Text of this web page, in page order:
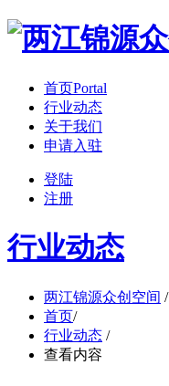
首页Portal
行业动态
关于我们
申请入驻
登陆
注册
行业动态
两江锦源众创空间 /
首页/
行业动态 /
查看内容